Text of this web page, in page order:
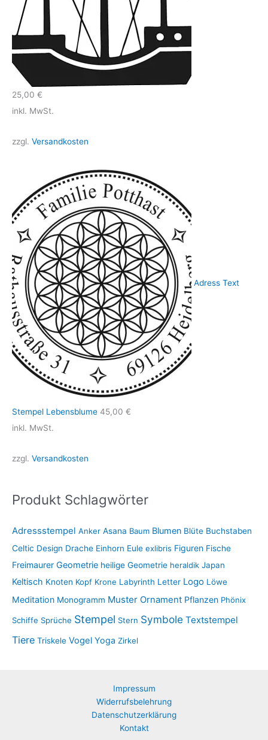
25,00 €
inkl. MwSt.
zzgl. Versandkosten
Adress Text
Stempel Lebensblume 45,00 €
inkl. MwSt.
zzgl. Versandkosten
Produkt Schlagwörter
Adressstempel Anker Asana Baum Blumen Blüte Buchstaben
Celtic Design Drache Einhorn Eule exlibris Figuren Fische
Freimaurer Geometrie heilige Geometrie heraldik Japan
Keltisch Knoten Kopf Krone Labyrinth Letter Logo Löwe
Meditation Monogramm Muster Ornament Pflanzen Phönix
Schiffe Sprüche Stempel Stern Symbole Textstempel
Tiere Triskele Vogel Yoga Zirkel
Impressum
Widerrufsbelehrung
Datenschutzerklärung
Kontakt